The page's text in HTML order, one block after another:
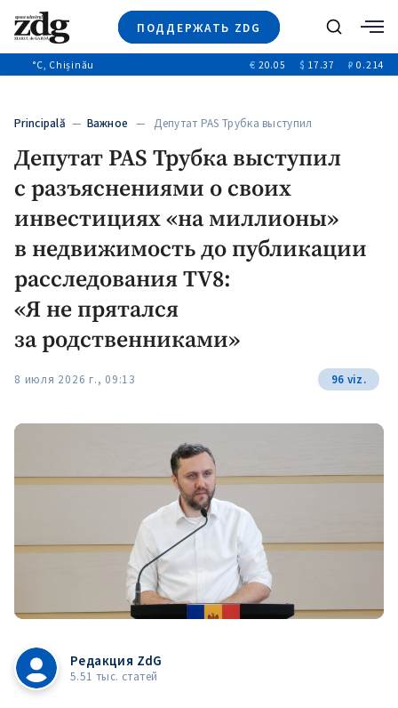
ПОДДЕРЖАТЬ ZDG
Новости
Расследования
Общество
+312
Поиск
°C, Chișinău € 20.05 $ 17.37 ₽ 0.214
Principală — Важное — Депутат PAS Трубка выступил
Депутат PAS Трубка выступил
с разъяснениями о своих
инвестициях «на миллионы»
в недвижимость до публикации
расследования TV8:
«Я не прятался
за родственниками»
8 июля 2026 г., 09:13 96 viz.
Редакция ZdG
5.51 тыс. статей